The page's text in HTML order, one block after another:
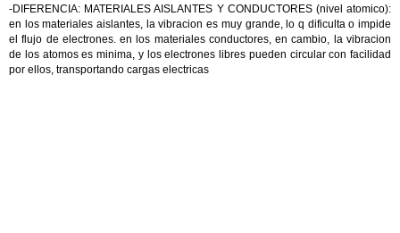
-DIFERENCIA: MATERIALES AISLANTES Y CONDUCTORES (nivel atomico):
en los materiales aislantes, la vibracion es muy grande, lo q dificulta o impide
el flujo de electrones. en los materiales conductores, en cambio, la vibracion
de los atomos es minima, y los electrones libres pueden circular con facilidad
por ellos, transportando cargas electricas